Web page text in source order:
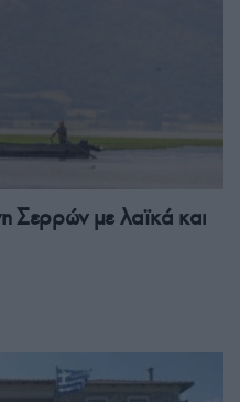
Σερρών με λαϊκά και